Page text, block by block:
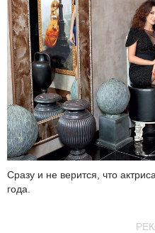
Сразу и не верится, что
года.